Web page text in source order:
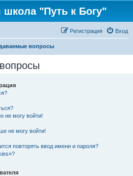
школа "Путь к Богу"
Вход
Регистрация
вопросы
не могу войти!
не могу войти!
повторять ввод имени и пароля?